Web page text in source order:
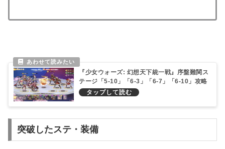
『少女ウォーズ: 幻想天下統一戦』序盤難関ス
テージ「5-10」「6-3」「6-7」「6-10」攻略
方法！
突破したステ・装備